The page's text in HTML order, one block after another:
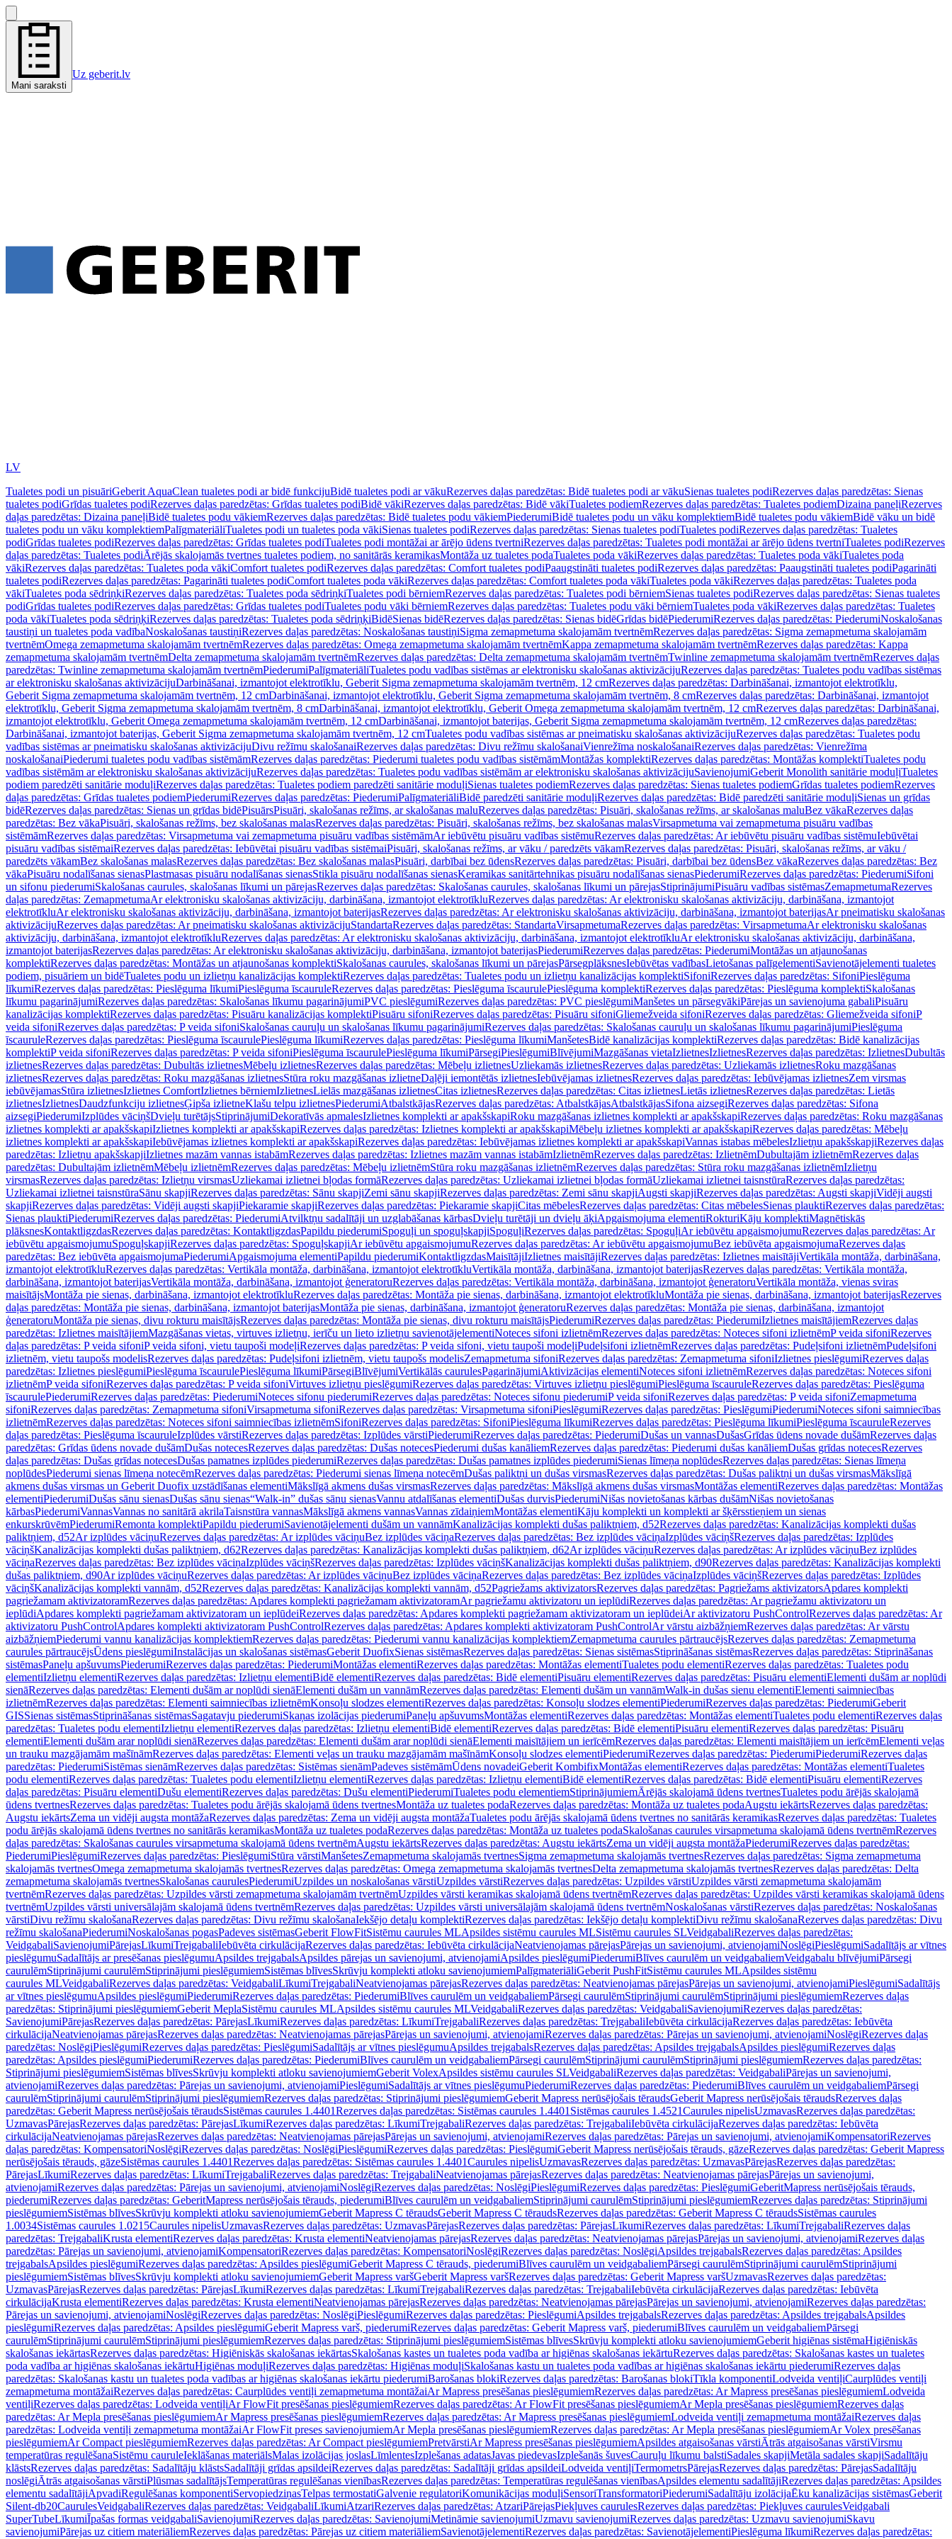
Mani saraksti
Uz geberit.lv
LV
Tualetes podi un pisuāriGeberit AquaClean tualetes podi ar bidē funkcijuBidē tualetes podi ar vākuRezerves daļas paredzētas: Bidē tualetes podi ar vākuSienas tualetes podiRezerves daļas paredzētas: Sienas
tualetes podiGrīdas tualetes podiRezerves daļas paredzētas: Grīdas tualetes podiBidē vākiRezerves daļas paredzētas: Bidē vākiTualetes podiemRezerves daļas paredzētas: Tualetes podiemDizaina paneļiRezerves
daļas paredzētas: Dizaina paneļiBidē tualetes podu vākiemRezerves daļas paredzētas: Bidē tualetes podu vākiemPiederumiBidē tualetes podu un vāku komplektiemBidē tualetes podu vākiemBidē vāku un bidē
tualetes podu un vāku komplektiemPalīgmateriāliTualetes podi un tualetes poda vākiSienas tualetes podiRezerves daļas paredzētas: Sienas tualetes podiTualetes podiRezerves daļas paredzētas: Tualetes
podiGrīdas tualetes podiRezerves daļas paredzētas: Grīdas tualetes podiTualetes podi montāžai ar ārējo ūdens tvertniRezerves daļas paredzētas: Tualetes podi montāžai ar ārējo ūdens tvertniTualetes podiRezerves
daļas paredzētas: Tualetes podiĀrējās skalojamās tvertnes tualetes podiem, no sanitārās keramikasMontāža uz tualetes podaTualetes poda vākiRezerves daļas paredzētas: Tualetes poda vākiTualetes poda
vākiRezerves daļas paredzētas: Tualetes poda vākiComfort tualetes podiRezerves daļas paredzētas: Comfort tualetes podiPaaugstināti tualetes podiRezerves daļas paredzētas: Paaugstināti tualetes podiPagarināti
tualetes podiRezerves daļas paredzētas: Pagarināti tualetes podiComfort tualetes poda vākiRezerves daļas paredzētas: Comfort tualetes poda vākiTualetes poda vākiRezerves daļas paredzētas: Tualetes poda
vākiTualetes poda sēdriņķiRezerves daļas paredzētas: Tualetes poda sēdriņķiTualetes podi bērniemRezerves daļas paredzētas: Tualetes podi bērniemSienas tualetes podiRezerves daļas paredzētas: Sienas tualetes
podiGrīdas tualetes podiRezerves daļas paredzētas: Grīdas tualetes podiTualetes podu vāki bērniemRezerves daļas paredzētas: Tualetes podu vāki bērniemTualetes poda vākiRezerves daļas paredzētas: Tualetes
poda vākiTualetes poda sēdriņķiRezerves daļas paredzētas: Tualetes poda sēdriņķiBidēSienas bidēRezerves daļas paredzētas: Sienas bidēGrīdas bidēPiederumiRezerves daļas paredzētas: PiederumiNoskalošanas
taustiņi un tualetes poda vadībaNoskalošanas taustiņiRezerves daļas paredzētas: Noskalošanas taustiņiSigma zemapmetuma skalojamām tvertnēmRezerves daļas paredzētas: Sigma zemapmetuma skalojamām
tvertnēmOmega zemapmetuma skalojamām tvertnēmRezerves daļas paredzētas: Omega zemapmetuma skalojamām tvertnēmKappa zemapmetuma skalojamām tvertnēmRezerves daļas paredzētas: Kappa
zemapmetuma skalojamām tvertnēmDelta zemapmetuma skalojamām tvertnēmRezerves daļas paredzētas: Delta zemapmetuma skalojamām tvertnēmTwinline zemapmetuma skalojamām tvertnēmRezerves daļas
paredzētas: Twinline zemapmetuma skalojamām tvertnēmPiederumiPalīgmateriāliTualetes podu vadības sistēmas ar elektronisku skalošanas aktivizācijuRezerves daļas paredzētas: Tualetes podu vadības sistēmas
ar elektronisku skalošanas aktivizācijuDarbināšanai, izmantojot elektrotīklu, Geberit Sigma zemapmetuma skalojamām tvertnēm, 12 cmRezerves daļas paredzētas: Darbināšanai, izmantojot elektrotīklu,
Geberit Sigma zemapmetuma skalojamām tvertnēm, 12 cmDarbināšanai, izmantojot elektrotīklu, Geberit Sigma zemapmetuma skalojamām tvertnēm, 8 cmRezerves daļas paredzētas: Darbināšanai, izmantojot
elektrotīklu, Geberit Sigma zemapmetuma skalojamām tvertnēm, 8 cmDarbināšanai, izmantojot elektrotīklu, Geberit Omega zemapmetuma skalojamām tvertnēm, 12 cmRezerves daļas paredzētas: Darbināšanai,
izmantojot elektrotīklu, Geberit Omega zemapmetuma skalojamām tvertnēm, 12 cmDarbināšanai, izmantojot baterijas, Geberit Sigma zemapmetuma skalojamām tvertnēm, 12 cmRezerves daļas paredzētas:
Darbināšanai, izmantojot baterijas, Geberit Sigma zemapmetuma skalojamām tvertnēm, 12 cmTualetes podu vadības sistēmas ar pneimatisku skalošanas aktivizācijuRezerves daļas paredzētas: Tualetes podu
vadības sistēmas ar pneimatisku skalošanas aktivizācijuDivu režīmu skalošanaiRezerves daļas paredzētas: Divu režīmu skalošanaiVienrežīma noskalošanaiRezerves daļas paredzētas: Vienrežīma
noskalošanaiPiederumi tualetes podu vadības sistēmāmRezerves daļas paredzētas: Piederumi tualetes podu vadības sistēmāmMontāžas komplektiRezerves daļas paredzētas: Montāžas komplektiTualetes podu
vadības sistēmām ar elektronisku skalošanas aktivizācijuRezerves daļas paredzētas: Tualetes podu vadības sistēmām ar elektronisku skalošanas aktivizācijuSavienojumiGeberit Monolith sanitārie moduļiTualetes
podiem paredzēti sanitārie moduļiRezerves daļas paredzētas: Tualetes podiem paredzēti sanitārie moduļiSienas tualetes podiemRezerves daļas paredzētas: Sienas tualetes podiemGrīdas tualetes podiemRezerves
daļas paredzētas: Grīdas tualetes podiemPiederumiRezerves daļas paredzētas: PiederumiPalīgmateriāliBidē paredzēti sanitārie moduļiRezerves daļas paredzētas: Bidē paredzēti sanitārie moduļiSienas un grīdas
bidēRezerves daļas paredzētas: Sienas un grīdas bidēPisuārsPisuāri, skalošanas režīms, ar skalošanas maluRezerves daļas paredzētas: Pisuāri, skalošanas režīms, ar skalošanas maluBez vākaRezerves daļas
paredzētas: Bez vākaPisuāri, skalošanas režīms, bez skalošanas malasRezerves daļas paredzētas: Pisuāri, skalošanas režīms, bez skalošanas malasVirsapmetuma vai zemapmetuma pisuāru vadības
sistēmāmRezerves daļas paredzētas: Virsapmetuma vai zemapmetuma pisuāru vadības sistēmāmAr iebūvētu pisuāru vadības sistēmuRezerves daļas paredzētas: Ar iebūvētu pisuāru vadības sistēmuIebūvētai
pisuāru vadības sistēmaiRezerves daļas paredzētas: Iebūvētai pisuāru vadības sistēmaiPisuāri, skalošanas režīms, ar vāku / paredzēts vākamRezerves daļas paredzētas: Pisuāri, skalošanas režīms, ar vāku /
paredzēts vākamBez skalošanas malasRezerves daļas paredzētas: Bez skalošanas malasPisuāri, darbībai bez ūdensRezerves daļas paredzētas: Pisuāri, darbībai bez ūdensBez vākaRezerves daļas paredzētas: Bez
vākaPisuāru nodalīšanas sienasPlastmasas pisuāru nodalīšanas sienasStikla pisuāru nodalīšanas sienasKeramikas sanitārtehnikas pisuāru nodalīšanas sienasPiederumiRezerves daļas paredzētas: PiederumiSifoni
un sifonu piederumiSkalošanas caurules, skalošanas līkumi un pārejasRezerves daļas paredzētas: Skalošanas caurules, skalošanas līkumi un pārejasStiprinājumiPisuāru vadības sistēmasZemapmetumaRezerves
daļas paredzētas: ZemapmetumaAr elektronisku skalošanas aktivizāciju, darbināšana, izmantojot elektrotīkluRezerves daļas paredzētas: Ar elektronisku skalošanas aktivizāciju, darbināšana, izmantojot
elektrotīkluAr elektronisku skalošanas aktivizāciju, darbināšana, izmantojot baterijasRezerves daļas paredzētas: Ar elektronisku skalošanas aktivizāciju, darbināšana, izmantojot baterijasAr pneimatisku skalošanas
aktivizācijuRezerves daļas paredzētas: Ar pneimatisku skalošanas aktivizācijuStandartaRezerves daļas paredzētas: StandartaVirsapmetumaRezerves daļas paredzētas: VirsapmetumaAr elektronisku skalošanas
aktivizāciju, darbināšana, izmantojot elektrotīkluRezerves daļas paredzētas: Ar elektronisku skalošanas aktivizāciju, darbināšana, izmantojot elektrotīkluAr elektronisku skalošanas aktivizāciju, darbināšana,
izmantojot baterijasRezerves daļas paredzētas: Ar elektronisku skalošanas aktivizāciju, darbināšana, izmantojot baterijasPiederumiRezerves daļas paredzētas: PiederumiMontāžas un atjaunošanas
komplektiRezerves daļas paredzētas: Montāžas un atjaunošanas komplektiSkalošanas caurules, skalošanas līkumi un pārejasPārsegplāksnesIebūvētas vadībasLietošanas palīgelementiSavienotājelementi tualetes
podiem, pisuāriem un bidēTualetes podu un izlietņu kanalizācijas komplektiRezerves daļas paredzētas: Tualetes podu un izlietņu kanalizācijas komplektiSifoniRezerves daļas paredzētas: SifoniPieslēguma
līkumiRezerves daļas paredzētas: Pieslēguma līkumiPieslēguma īscauruleRezerves daļas paredzētas: Pieslēguma īscaurulePieslēguma komplektiRezerves daļas paredzētas: Pieslēguma komplektiSkalošanas
līkumu pagarinājumiRezerves daļas paredzētas: Skalošanas līkumu pagarinājumiPVC pieslēgumiRezerves daļas paredzētas: PVC pieslēgumiManšetes un pārsegvākiPārejas un savienojuma gabaliPisuāru
kanalizācijas komplektiRezerves daļas paredzētas: Pisuāru kanalizācijas komplektiPisuāru sifoniRezerves daļas paredzētas: Pisuāru sifoniGliemežveida sifoniRezerves daļas paredzētas: Gliemežveida sifoniP
veida sifoniRezerves daļas paredzētas: P veida sifoniSkalošanas cauruļu un skalošanas līkumu pagarinājumiRezerves daļas paredzētas: Skalošanas cauruļu un skalošanas līkumu pagarinājumiPieslēguma
īscauruleRezerves daļas paredzētas: Pieslēguma īscaurulePieslēguma līkumiRezerves daļas paredzētas: Pieslēguma līkumiManšetesBidē kanalizācijas komplektiRezerves daļas paredzētas: Bidē kanalizācijas
komplektiP veida sifoniRezerves daļas paredzētas: P veida sifoniPieslēguma īscaurulePieslēguma līkumiPārsegiPieslēgumiBlīvējumiMazgāšanas vietaIzlietnesIzlietnesRezerves daļas paredzētas: IzlietnesDubultās
izlietnesRezerves daļas paredzētas: Dubultās izlietnesMēbeļu izlietnesRezerves daļas paredzētas: Mēbeļu izlietnesUzliekamās izlietnesRezerves daļas paredzētas: Uzliekamās izlietnesRoku mazgāšanas
izlietnesRezerves daļas paredzētas: Roku mazgāšanas izlietnesStūra roku mazgāšanas izlietneDaļēji iemontētās izlietnesIebūvējamas izlietnesRezerves daļas paredzētas: Iebūvējamas izlietnesZem virsmas
iebūvējamasStūra izlietnesIzlietnes ComfortIzlietnes bērniemIzlietnesLielās mazgāšanas izlietnesCitas izlietnesRezerves daļas paredzētas: Citas izlietnesLietās izlietnesRezerves daļas paredzētas: Lietās
izlietnesIzlietnesDaudzfunkciju izlietnesĢipša izlietneKlašu telpu izlietnesPiederumiAtbalstkājasRezerves daļas paredzētas: AtbalstkājasAtbalstkājasSifona aizsegiRezerves daļas paredzētas: Sifona
aizsegiPiederumiIzplūdes vāciņšDvieļu turētājsStiprinājumiDekoratīvās apmalesIzlietnes komplekti ar apakšskapiRoku mazgāšanas izlietnes komplekti ar apakšskapiRezerves daļas paredzētas: Roku mazgāšanas
izlietnes komplekti ar apakšskapiIzlietnes komplekti ar apakšskapiRezerves daļas paredzētas: Izlietnes komplekti ar apakšskapiMēbeļu izlietnes komplekti ar apakšskapiRezerves daļas paredzētas: Mēbeļu
izlietnes komplekti ar apakšskapiIebūvējamas izlietnes komplekti ar apakšskapiRezerves daļas paredzētas: Iebūvējamas izlietnes komplekti ar apakšskapiVannas istabas mēbelesIzlietņu apakšskapjiRezerves daļas
paredzētas: Izlietņu apakšskapjiIzlietnes mazām vannas istabāmRezerves daļas paredzētas: Izlietnes mazām vannas istabāmIzlietnēmRezerves daļas paredzētas: IzlietnēmDubultajām izlietnēmRezerves daļas
paredzētas: Dubultajām izlietnēmMēbeļu izlietnēmRezerves daļas paredzētas: Mēbeļu izlietnēmStūra roku mazgāšanas izlietnēmRezerves daļas paredzētas: Stūra roku mazgāšanas izlietnēmIzlietņu
virsmasRezerves daļas paredzētas: Izlietņu virsmasUzliekamai izlietnei bļodas formāRezerves daļas paredzētas: Uzliekamai izlietnei bļodas formāUzliekamai izlietnei taisnstūraRezerves daļas paredzētas:
Uzliekamai izlietnei taisnstūraSānu skapjiRezerves daļas paredzētas: Sānu skapjiZemi sānu skapjiRezerves daļas paredzētas: Zemi sānu skapjiAugsti skapjiRezerves daļas paredzētas: Augsti skapjiVidēji augsti
skapjiRezerves daļas paredzētas: Vidēji augsti skapjiPiekaramie skapjiRezerves daļas paredzētas: Piekaramie skapjiCitas mēbelesRezerves daļas paredzētas: Citas mēbelesSienas plauktiRezerves daļas paredzētas:
Sienas plauktiPiederumiRezerves daļas paredzētas: PiederumiAtvilktņu sadalītāji un uzglabāšanas kārbasDvieļu turētāji un dvieļu āķiApgaismojuma elementiRokturiKāju komplektiMagnētiskās
plāksnesKontaktligzdasRezerves daļas paredzētas: KontaktligzdasPapildu piederumiSpoguļi un spoguļskapjiSpoguļiRezerves daļas paredzētas: SpoguļiAr iebūvētu apgaismojumuRezerves daļas paredzētas: Ar
iebūvētu apgaismojumuSpoguļskapjiRezerves daļas paredzētas: SpoguļskapjiAr iebūvētu apgaismojumuRezerves daļas paredzētas: Ar iebūvētu apgaismojumuBez iebūvēta apgaismojumaRezerves daļas
paredzētas: Bez iebūvēta apgaismojumaPiederumiApgaismojuma elementiPapildu piederumiKontaktligzdasMaisītājiIzlietnes maisītājiRezerves daļas paredzētas: Izlietnes maisītājiVertikāla montāža, darbināšana,
izmantojot elektrotīkluRezerves daļas paredzētas: Vertikāla montāža, darbināšana, izmantojot elektrotīkluVertikāla montāža, darbināšana, izmantojot baterijasRezerves daļas paredzētas: Vertikāla montāža,
darbināšana, izmantojot baterijasVertikāla montāža, darbināšana, izmantojot ģeneratoruRezerves daļas paredzētas: Vertikāla montāža, darbināšana, izmantojot ģeneratoruVertikāla montāža, vienas sviras
maisītājsMontāža pie sienas, darbināšana, izmantojot elektrotīkluRezerves daļas paredzētas: Montāža pie sienas, darbināšana, izmantojot elektrotīkluMontāža pie sienas, darbināšana, izmantojot baterijasRezerves
daļas paredzētas: Montāža pie sienas, darbināšana, izmantojot baterijasMontāža pie sienas, darbināšana, izmantojot ģeneratoruRezerves daļas paredzētas: Montāža pie sienas, darbināšana, izmantojot
ģeneratoruMontāža pie sienas, divu rokturu maisītājsRezerves daļas paredzētas: Montāža pie sienas, divu rokturu maisītājsPiederumiRezerves daļas paredzētas: PiederumiIzlietnes maisītājiemRezerves daļas
paredzētas: Izlietnes maisītājiemMazgāšanas vietas, virtuves izlietņu, ierīču un lieto izlietņu savienotājelementiNoteces sifoni izlietnēmRezerves daļas paredzētas: Noteces sifoni izlietnēmP veida sifoniRezerves
daļas paredzētas: P veida sifoniP veida sifoni, vietu taupoši modeļiRezerves daļas paredzētas: P veida sifoni, vietu taupoši modeļiPudeļsifoni izlietnēmRezerves daļas paredzētas: Pudeļsifoni izlietnēmPudeļsifoni
izlietnēm, vietu taupošs modelisRezerves daļas paredzētas: Pudeļsifoni izlietnēm, vietu taupošs modelisZemapmetuma sifoniRezerves daļas paredzētas: Zemapmetuma sifoniIzlietnes pieslēgumiRezerves daļas
paredzētas: Izlietnes pieslēgumiPieslēguma īscaurulePieslēguma līkumiPārsegiBlīvējumiVertikālās caurulesPagarinājumiAktivizācijas elementiNoteces sifoni izlietnēmRezerves daļas paredzētas: Noteces sifoni
izlietnēmP veida sifoniRezerves daļas paredzētas: P veida sifoniVirtuves izlietņu pieslēgumiRezerves daļas paredzētas: Virtuves izlietņu pieslēgumiPieslēguma īscauruleRezerves daļas paredzētas: Pieslēguma
īscaurulePiederumiRezerves daļas paredzētas: PiederumiNoteces sifonu piederumiRezerves daļas paredzētas: Noteces sifonu piederumiP veida sifoniRezerves daļas paredzētas: P veida sifoniZemapmetuma
sifoniRezerves daļas paredzētas: Zemapmetuma sifoniVirsapmetuma sifoniRezerves daļas paredzētas: Virsapmetuma sifoniPieslēgumiRezerves daļas paredzētas: PieslēgumiPiederumiNoteces sifoni saimniecības
izlietnēmRezerves daļas paredzētas: Noteces sifoni saimniecības izlietnēmSifoniRezerves daļas paredzētas: SifoniPieslēguma līkumiRezerves daļas paredzētas: Pieslēguma līkumiPieslēguma īscauruleRezerves
daļas paredzētas: Pieslēguma īscauruleIzplūdes vārstiRezerves daļas paredzētas: Izplūdes vārstiPiederumiRezerves daļas paredzētas: PiederumiDušas un vannasDušasGrīdas ūdens novade dušāmRezerves daļas
paredzētas: Grīdas ūdens novade dušāmDušas notecesRezerves daļas paredzētas: Dušas notecesPiederumi dušas kanāliemRezerves daļas paredzētas: Piederumi dušas kanāliemDušas grīdas notecesRezerves
daļas paredzētas: Dušas grīdas notecesDušas pamatnes izplūdes piederumiRezerves daļas paredzētas: Dušas pamatnes izplūdes piederumiSienas līmeņa noplūdesRezerves daļas paredzētas: Sienas līmeņa
noplūdesPiederumi sienas līmeņa notecēmRezerves daļas paredzētas: Piederumi sienas līmeņa notecēmDušas paliktņi un dušas virsmasRezerves daļas paredzētas: Dušas paliktņi un dušas virsmasMākslīgā
akmens dušas virsmas un Geberit Duofix uzstādīšanas elementiMākslīgā akmens dušas virsmasRezerves daļas paredzētas: Mākslīgā akmens dušas virsmasMontāžas elementiRezerves daļas paredzētas: Montāžas
elementiPiederumiDušas sānu sienasDušas sānu sienas“Walk-in” dušas sānu sienasVannu atdalīšanas elementiDušas durvisPiederumiNišas novietošanas kārbas dušāmNišas novietošanas
kārbasPiederumiVannasVannas no sanitārā akrilaTaisnstūra vannasMākslīgā akmens vannasVannas zīdaiņiemMontāžas elementiKāju komplekti un komplekti ar šķērsstieņiem un sienas
enkurskrūvēmPiederumiRemonta komplektiPapildu piederumiSavienotājelementi dušām un vannāmKanalizācijas komplekti dušas paliktņiem, d52Rezerves daļas paredzētas: Kanalizācijas komplekti dušas
paliktņiem, d52Ar izplūdes vāciņuRezerves daļas paredzētas: Ar izplūdes vāciņuBez izplūdes vāciņaRezerves daļas paredzētas: Bez izplūdes vāciņaIzplūdes vāciņšRezerves daļas paredzētas: Izplūdes
vāciņšKanalizācijas komplekti dušas paliktņiem, d62Rezerves daļas paredzētas: Kanalizācijas komplekti dušas paliktņiem, d62Ar izplūdes vāciņuRezerves daļas paredzētas: Ar izplūdes vāciņuBez izplūdes
vāciņaRezerves daļas paredzētas: Bez izplūdes vāciņaIzplūdes vāciņšRezerves daļas paredzētas: Izplūdes vāciņšKanalizācijas komplekti dušas paliktņiem, d90Rezerves daļas paredzētas: Kanalizācijas komplekti
dušas paliktņiem, d90Ar izplūdes vāciņuRezerves daļas paredzētas: Ar izplūdes vāciņuBez izplūdes vāciņaRezerves daļas paredzētas: Bez izplūdes vāciņaIzplūdes vāciņšRezerves daļas paredzētas: Izplūdes
vāciņšKanalizācijas komplekti vannām, d52Rezerves daļas paredzētas: Kanalizācijas komplekti vannām, d52Pagriežams aktivizatorsRezerves daļas paredzētas: Pagriežams aktivizatorsApdares komplekti
pagriežamam aktivizatoramRezerves daļas paredzētas: Apdares komplekti pagriežamam aktivizatoramAr pagriežamu aktivizatoru un ieplūdiRezerves daļas paredzētas: Ar pagriežamu aktivizatoru un
ieplūdiApdares komplekti pagriežamam aktivizatoram un ieplūdeiRezerves daļas paredzētas: Apdares komplekti pagriežamam aktivizatoram un ieplūdeiAr aktivizatoru PushControlRezerves daļas paredzētas: Ar
aktivizatoru PushControlApdares komplekti aktivizatoram PushControlRezerves daļas paredzētas: Apdares komplekti aktivizatoram PushControlAr vārstu aizbāžņiemRezerves daļas paredzētas: Ar vārstu
aizbāžņiemPiederumi vannu kanalizācijas komplektiemRezerves daļas paredzētas: Piederumi vannu kanalizācijas komplektiemZemapmetuma caurules pārtraucējsRezerves daļas paredzētas: Zemapmetuma
caurules pārtraucējsŪdens pieslēgumiInstalācijas un skalošanas sistēmasGeberit DuofixSienas sistēmasRezerves daļas paredzētas: Sienas sistēmasStiprināšanas sistēmasRezerves daļas paredzētas: Stiprināšanas
sistēmasPaneļu apšuvumsPiederumiRezerves daļas paredzētas: PiederumiMontāžas elementiRezerves daļas paredzētas: Montāžas elementiTualetes podu elementiRezerves daļas paredzētas: Tualetes podu
elementiIzlietņu elementiRezerves daļas paredzētas: Izlietņu elementiBidē elementiRezerves daļas paredzētas: Bidē elementiPisuāru elementiRezerves daļas paredzētas: Pisuāru elementiElementi dušām ar noplūdi
sienāRezerves daļas paredzētas: Elementi dušām ar noplūdi sienāElementi dušām un vannāmRezerves daļas paredzētas: Elementi dušām un vannāmWalk-in dušas sienu elementiElementi saimniecības
izlietnēmRezerves daļas paredzētas: Elementi saimniecības izlietnēmKonsoļu slodzes elementiRezerves daļas paredzētas: Konsoļu slodzes elementiPiederumiRezerves daļas paredzētas: PiederumiGeberit
GISSienas sistēmasStiprināšanas sistēmasSagatavju piederumiSkaņas izolācijas piederumiPaneļu apšuvumsMontāžas elementiRezerves daļas paredzētas: Montāžas elementiTualetes podu elementiRezerves daļas
paredzētas: Tualetes podu elementiIzlietņu elementiRezerves daļas paredzētas: Izlietņu elementiBidē elementiRezerves daļas paredzētas: Bidē elementiPisuāru elementiRezerves daļas paredzētas: Pisuāru
elementiElementi dušām arar noplūdi sienāRezerves daļas paredzētas: Elementi dušām arar noplūdi sienāElementi maisītājiem un ierīcēmRezerves daļas paredzētas: Elementi maisītājiem un ierīcēmElementi veļas
un trauku mazgājamām mašīnāmRezerves daļas paredzētas: Elementi veļas un trauku mazgājamām mašīnāmKonsoļu slodzes elementiPiederumiRezerves daļas paredzētas: PiederumiPiederumiRezerves daļas
paredzētas: PiederumiSistēmas sienāmRezerves daļas paredzētas: Sistēmas sienāmPadeves sistēmāmŪdens novadeiGeberit KombifixMontāžas elementiRezerves daļas paredzētas: Montāžas elementiTualetes
podu elementiRezerves daļas paredzētas: Tualetes podu elementiIzlietņu elementiRezerves daļas paredzētas: Izlietņu elementiBidē elementiRezerves daļas paredzētas: Bidē elementiPisuāru elementiRezerves
daļas paredzētas: Pisuāru elementiDušu elementiRezerves daļas paredzētas: Dušu elementiPiederumiTualetes podu elementiemStiprinājumiemĀrējās skalojamā ūdens tvertnesTualetes podu ārējās skalojamā
ūdens tvertnesRezerves daļas paredzētas: Tualetes podu ārējās skalojamā ūdens tvertnesMontāža uz tualetes podaRezerves daļas paredzētas: Montāža uz tualetes podaAugstu iekārtsRezerves daļas paredzētas:
Augstu iekārtsZema un vidēji augsta montāžaRezerves daļas paredzētas: Zema un vidēji augsta montāžaTualetes podu ārējās skalojamā ūdens tvertnes no sanitārās keramikasRezerves daļas paredzētas: Tualetes
podu ārējās skalojamā ūdens tvertnes no sanitārās keramikasMontāža uz tualetes podaRezerves daļas paredzētas: Montāža uz tualetes podaSkalošanas caurules virsapmetuma skalojamā ūdens tvertnēmRezerves
daļas paredzētas: Skalošanas caurules virsapmetuma skalojamā ūdens tvertnēmAugstu iekārtsRezerves daļas paredzētas: Augstu iekārtsZema un vidēji augsta montāžaPiederumiRezerves daļas paredzētas:
PiederumiPieslēgumiRezerves daļas paredzētas: PieslēgumiStūra vārstiManšetesZemapmetuma skalojamās tvertnesSigma zemapmetuma skalojamās tvertnesRezerves daļas paredzētas: Sigma zemapmetuma
skalojamās tvertnesOmega zemapmetuma skalojamās tvertnesRezerves daļas paredzētas: Omega zemapmetuma skalojamās tvertnesDelta zemapmetuma skalojamās tvertnesRezerves daļas paredzētas: Delta
zemapmetuma skalojamās tvertnesSkalošanas caurulesPiederumiUzpildes un noskalošanas vārstiUzpildes vārstiRezerves daļas paredzētas: Uzpildes vārstiUzpildes vārsti zemapmetuma skalojamām
tvertnēmRezerves daļas paredzētas: Uzpildes vārsti zemapmetuma skalojamām tvertnēmUzpildes vārsti keramikas skalojamā ūdens tvertnēmRezerves daļas paredzētas: Uzpildes vārsti keramikas skalojamā ūdens
tvertnēmUzpildes vārsti universālajām skalojamā ūdens tvertnēmRezerves daļas paredzētas: Uzpildes vārsti universālajām skalojamā ūdens tvertnēmNoskalošanas vārstiRezerves daļas paredzētas: Noskalošanas
vārstiDivu režīmu skalošanaRezerves daļas paredzētas: Divu režīmu skalošanaIekšējo detaļu komplektiRezerves daļas paredzētas: Iekšējo detaļu komplektiDivu režīmu skalošanaRezerves daļas paredzētas: Divu
režīmu skalošanaPiederumiNoskalošanas pogasPadeves sistēmasGeberit FlowFitSistēmu caurules MLApsildes sistēmu caurules MLSistēmu caurules SLVeidgabaliRezerves daļas paredzētas:
VeidgabaliSavienojumiPārejasLīkumiTrejgabaliIebūvēta cirkulācijaRezerves daļas paredzētas: Iebūvēta cirkulācijaNeatvienojamas pārejasPārejas un savienojumi, atvienojamiNoslēgiPieslēgumiSadalītājs ar vītnes
pieslēgumuSadalītājs ar presēšanas pieslēgumuApsildes trejgabalsApsildes pārejas un savienojumi, atvienojamiApsildes pieslēgumiPiederumiBlīves caurulēm un veidgabaliemVeidgabalu blīvējumiPārsegi
caurulēmStiprinājumi caurulēmStiprinājumi pieslēgumiemSistēmas blīvesSkrūvju komplekti atloku savienojumiemPalīgmateriāliGeberit PushFitSistēmu caurules MLApsildes sistēmu
caurules MLVeidgabaliRezerves daļas paredzētas: VeidgabaliLīkumiTrejgabaliNeatvienojamas pārejasRezerves daļas paredzētas: Neatvienojamas pārejasPārejas un savienojumi, atvienojamiPieslēgumiSadalītājs
ar vītnes pieslēgumuApsildes pieslēgumiPiederumiRezerves daļas paredzētas: PiederumiBlīves caurulēm un veidgabaliemPārsegi caurulēmStiprinājumi caurulēmStiprinājumi pieslēgumiemRezerves daļas
paredzētas: Stiprinājumi pieslēgumiemGeberit MeplaSistēmu caurules MLApsildes sistēmu caurules MLVeidgabaliRezerves daļas paredzētas: VeidgabaliSavienojumiRezerves daļas paredzētas:
SavienojumiPārejasRezerves daļas paredzētas: PārejasLīkumiRezerves daļas paredzētas: LīkumiTrejgabaliRezerves daļas paredzētas: TrejgabaliIebūvēta cirkulācijaRezerves daļas paredzētas: Iebūvēta
cirkulācijaNeatvienojamas pārejasRezerves daļas paredzētas: Neatvienojamas pārejasPārejas un savienojumi, atvienojamiRezerves daļas paredzētas: Pārejas un savienojumi, atvienojamiNoslēgiRezerves daļas
paredzētas: NoslēgiPieslēgumiRezerves daļas paredzētas: PieslēgumiSadalītājs ar vītnes pieslēgumuApsildes trejgabalsRezerves daļas paredzētas: Apsildes trejgabalsApsildes pieslēgumiRezerves daļas
paredzētas: Apsildes pieslēgumiPiederumiRezerves daļas paredzētas: PiederumiBlīves caurulēm un veidgabaliemPārsegi caurulēmStiprinājumi caurulēmStiprinājumi pieslēgumiemRezerves daļas paredzētas:
Stiprinājumi pieslēgumiemSistēmas blīvesSkrūvju komplekti atloku savienojumiemGeberit VolexApsildes sistēmu caurules SLVeidgabaliRezerves daļas paredzētas: VeidgabaliPārejas un savienojumi,
atvienojamiRezerves daļas paredzētas: Pārejas un savienojumi, atvienojamiPieslēgumiSadalītājs ar vītnes pieslēgumuPiederumiRezerves daļas paredzētas: PiederumiBlīves caurulēm un veidgabaliemPārsegi
caurulēmStiprinājumi caurulēmStiprinājumi pieslēgumiemRezerves daļas paredzētas: Stiprinājumi pieslēgumiemGeberit Mapress nerūsējošais tēraudsGeberit Mapress nerūsējošais tēraudsRezerves daļas
paredzētas: Geberit Mapress nerūsējošais tēraudsSistēmas caurules 1.4401Rezerves daļas paredzētas: Sistēmas caurules 1.4401 Sistēmas caurules 1.4521Caurules nipelisUzmavasRezerves daļas paredzētas:
UzmavasPārejasRezerves daļas paredzētas: PārejasLīkumiRezerves daļas paredzētas: LīkumiTrejgabaliRezerves daļas paredzētas: TrejgabaliIebūvēta cirkulācijaRezerves daļas paredzētas: Iebūvēta
cirkulācijaNeatvienojamas pārejasRezerves daļas paredzētas: Neatvienojamas pārejasPārejas un savienojumi, atvienojamiRezerves daļas paredzētas: Pārejas un savienojumi, atvienojamiKompensatoriRezerves
daļas paredzētas: KompensatoriNoslēgiRezerves daļas paredzētas: NoslēgiPieslēgumiRezerves daļas paredzētas: PieslēgumiGeberit Mapress nerūsējošais tērauds, gāzeRezerves daļas paredzētas: Geberit Mapress
nerūsējošais tērauds, gāzeSistēmas caurules 1.4401Rezerves daļas paredzētas: Sistēmas caurules 1.4401Caurules nipelisUzmavasRezerves daļas paredzētas: UzmavasPārejasRezerves daļas paredzētas:
PārejasLīkumiRezerves daļas paredzētas: LīkumiTrejgabaliRezerves daļas paredzētas: TrejgabaliNeatvienojamas pārejasRezerves daļas paredzētas: Neatvienojamas pārejasPārejas un savienojumi,
atvienojamiRezerves daļas paredzētas: Pārejas un savienojumi, atvienojamiNoslēgiRezerves daļas paredzētas: NoslēgiPieslēgumiRezerves daļas paredzētas: PieslēgumiGeberitMapress nerūsējošais tērauds,
piederumiRezerves daļas paredzētas: GeberitMapress nerūsējošais tērauds, piederumiBlīves caurulēm un veidgabaliemStiprinājumi caurulēmStiprinājumi pieslēgumiemRezerves daļas paredzētas: Stiprinājumi
pieslēgumiemSistēmas blīvesSkrūvju komplekti atloku savienojumiemGeberit Mapress C tēraudsGeberit Mapress C tēraudsRezerves daļas paredzētas: Geberit Mapress C tēraudsSistēmas caurules
1.0034Sistēmas caurules 1.0215Caurules nipelisUzmavasRezerves daļas paredzētas: UzmavasPārejasRezerves daļas paredzētas: PārejasLīkumiRezerves daļas paredzētas: LīkumiTrejgabaliRezerves daļas
paredzētas: TrejgabaliKrusta elementiRezerves daļas paredzētas: Krusta elementiNeatvienojamas pārejasRezerves daļas paredzētas: Neatvienojamas pārejasPārejas un savienojumi, atvienojamiRezerves daļas
paredzētas: Pārejas un savienojumi, atvienojamiKompensatoriRezerves daļas paredzētas: KompensatoriNoslēgiRezerves daļas paredzētas: NoslēgiApsildes trejgabalsRezerves daļas paredzētas: Apsildes
trejgabalsApsildes pieslēgumiRezerves daļas paredzētas: Apsildes pieslēgumiGeberit Mapress C tērauds, piederumiBlīves caurulēm un veidgabaliemPārsegi caurulēmStiprinājumi caurulēmStiprinājumi
pieslēgumiemSistēmas blīvesSkrūvju komplekti atloku savienojumiemGeberit Mapress varšGeberit Mapress varšRezerves daļas paredzētas: Geberit Mapress varšUzmavasRezerves daļas paredzētas:
UzmavasPārejasRezerves daļas paredzētas: PārejasLīkumiRezerves daļas paredzētas: LīkumiTrejgabaliRezerves daļas paredzētas: TrejgabaliIebūvēta cirkulācijaRezerves daļas paredzētas: Iebūvēta
cirkulācijaKrusta elementiRezerves daļas paredzētas: Krusta elementiNeatvienojamas pārejasRezerves daļas paredzētas: Neatvienojamas pārejasPārejas un savienojumi, atvienojamiRezerves daļas paredzētas:
Pārejas un savienojumi, atvienojamiNoslēgiRezerves daļas paredzētas: NoslēgiPieslēgumiRezerves daļas paredzētas: PieslēgumiApsildes trejgabalsRezerves daļas paredzētas: Apsildes trejgabalsApsildes
pieslēgumiRezerves daļas paredzētas: Apsildes pieslēgumiGeberit Mapress varš, piederumiRezerves daļas paredzētas: Geberit Mapress varš, piederumiBlīves caurulēm un veidgabaliemPārsegi
caurulēmStiprinājumi caurulēmStiprinājumi pieslēgumiemRezerves daļas paredzētas: Stiprinājumi pieslēgumiemSistēmas blīvesSkrūvju komplekti atloku savienojumiemGeberit higiēnas sistēmaHigiēniskās
skalošanas iekārtasRezerves daļas paredzētas: Higiēniskās skalošanas iekārtasSkalošanas kastes un tualetes poda vadība ar higiēnas skalošanas iekārtuRezerves daļas paredzētas: Skalošanas kastes un tualetes
poda vadība ar higiēnas skalošanas iekārtuHigiēnas moduļiRezerves daļas paredzētas: Higiēnas moduļiSkalošanas kastu un tualetes poda vadības ar higiēnas skalošanas iekārtu piederumiRezerves daļas
paredzētas: Skalošanas kastu un tualetes poda vadības ar higiēnas skalošanas iekārtu piederumiBarošanas blokiRezerves daļas paredzētas: Barošanas blokiTīkla komponentiLodveida ventiļiCaurplūdes ventiļi
zemapmetuma montāžaiRezerves daļas paredzētas: Caurplūdes ventiļi zemapmetuma montāžaiAr Mapress presēšanas pieslēgumiemRezerves daļas paredzētas: Ar Mapress presēšanas pieslēgumiemLodveida
ventiļiRezerves daļas paredzētas: Lodveida ventiļiAr FlowFit presēšanas pieslēgumiemRezerves daļas paredzētas: Ar FlowFit presēšanas pieslēgumiemAr Mepla presēšanas pieslēgumiemRezerves daļas
paredzētas: Ar Mepla presēšanas pieslēgumiemAr Mapress presēšanas pieslēgumiemRezerves daļas paredzētas: Ar Mapress presēšanas pieslēgumiemLodveida ventiļi zemapmetuma montāžaiRezerves daļas
paredzētas: Lodveida ventiļi zemapmetuma montāžaiAr FlowFit preses savienojumiemAr Mepla presēšanas pieslēgumiemRezerves daļas paredzētas: Ar Mepla presēšanas pieslēgumiemAr Volex presēšanas
pieslēgumiemAr Compact pieslēgumiemRezerves daļas paredzētas: Ar Compact pieslēgumiemPretvārstiAr Mapress presēšanas pieslēgumiemApsildes atgaisošanas vārstiĀtrās atgaisošanas vārstiVirsmu
temperatūras regulēšanaSistēmu cauruleIeklāšanas materiālsMalas izolācijas joslasLīmlentesIzplešanas adatasJavas piedevasIzplešanās šuvesCauruļu līkumu balstiSadales skapjiMetāla sadales skapjiSadalītāju
klāstsRezerves daļas paredzētas: Sadalītāju klāstsSadalītāji grīdas apsildeiRezerves daļas paredzētas: Sadalītāji grīdas apsildeiLodveida ventiļiTermometrsPārejasRezerves daļas paredzētas: PārejasSadalītāju
noslēgiĀtrās atgaisošanas vārstiPlūsmas sadalītājsTemperatūras regulēšanas vienībasRezerves daļas paredzētas: Temperatūras regulēšanas vienībasApsildes elementu sadalītājiRezerves daļas paredzētas: Apsildes
elementu sadalītājiApvadiRegulēšanas komponentiServopiedziņasTelpas termostatiGalvenie regulatoriKomunikācijas moduļiSensoriTransformatoriPiederumiSadalītāju izolācijaĒku kanalizācijas sistēmasGeberit
Silent-db20CaurulesVeidgabaliRezerves daļas paredzētas: VeidgabaliLīkumiAtzariRezerves daļas paredzētas: AtzariPārejasPiekļuves caurulesRezerves daļas paredzētas: Piekļuves caurulesVeidgabali
SuperTubeLīkumiĪpašas formas veidgabaliSavienojumiRezerves daļas paredzētas: SavienojumiMetināmie savienojumiUzmavu savienojumiRezerves daļas paredzētas: Uzmavu savienojumiSkavu
savienojumiPārejas uz citiem materiāliemRezerves daļas paredzētas: Pārejas uz citiem materiāliemSavienotājelementiRezerves daļas paredzētas: SavienotājelementiPieslēguma līkumiRezerves daļas paredzētas: